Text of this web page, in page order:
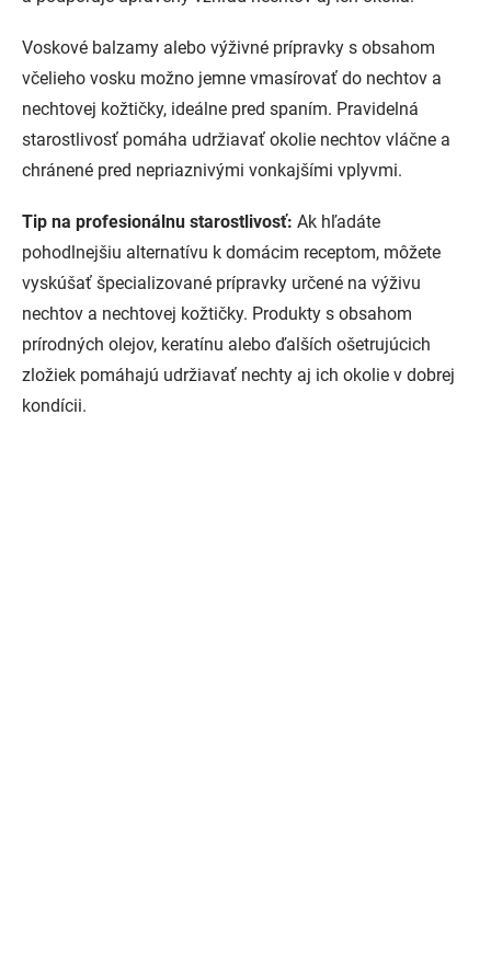
Voskové balzamy alebo výživné prípravky s obsahom
včelieho vosku možno jemne vmasírovať do nechtov a
nechtovej kožtičky, ideálne pred spaním. Pravidelná
starostlivosť pomáha udržiavať okolie nechtov vláčne a
chránené pred nepriaznivými vonkajšími vplyvmi.
Tip na profesionálnu starostlivosť: Ak hľadáte
pohodlnejšiu alternatívu k domácim receptom, môžete
vyskúšať špecializované prípravky určené na výživu
nechtov a nechtovej kožtičky. Produkty s obsahom
prírodných olejov, keratínu alebo ďalších ošetrujúcich
zložiek pomáhajú udržiavať nechty aj ich okolie v dobrej
kondícii.